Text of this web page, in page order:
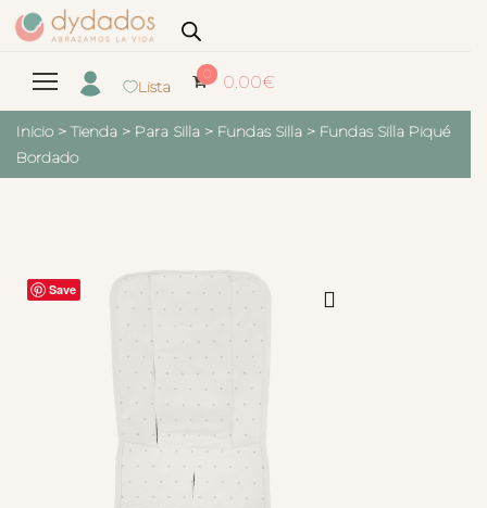
Lista
0 0.00€
Inicio > Tienda > Para Silla > Fundas Silla > Fundas Silla Piqué
Bordado
Save